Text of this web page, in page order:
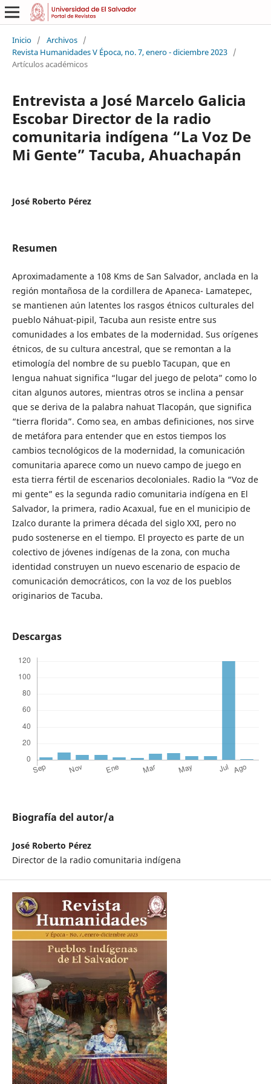
Inicio / Archivos /
Revista Humanidades V Época, no. 7, enero - diciembre 2023 /
Artículos académicos
Entrevista a José Marcelo Galicia
Escobar Director de la radio
comunitaria indígena “La Voz De
Mi Gente” Tacuba, Ahuachapán
José Roberto Pérez
Resumen
Aproximadamente a 108 Kms de San Salvador, anclada en la
región montañosa de la cordillera de Apaneca- Lamatepec,
se mantienen aún latentes los rasgos étnicos culturales del
pueblo Náhuat-pipil, Tacuba aun resiste entre sus
comunidades a los embates de la modernidad. Sus orígenes
étnicos, de su cultura ancestral, que se remontan a la
etimología del nombre de su pueblo Tacupan, que en
lengua nahuat significa “lugar del juego de pelota” como lo
citan algunos autores, mientras otros se inclina a pensar
que se deriva de la palabra nahuat Tlacopán, que significa
“tierra florida”. Como sea, en ambas definiciones, nos sirve
de metáfora para entender que en estos tiempos los
cambios tecnológicos de la modernidad, la comunicación
comunitaria aparece como un nuevo campo de juego en
esta tierra fértil de escenarios decoloniales. Radio la “Voz de
mi gente” es la segunda radio comunitaria indígena en El
Salvador, la primera, radio Acaxual, fue en el municipio de
Izalco durante la primera década del siglo XXI, pero no
pudo sostenerse en el tiempo. El proyecto es parte de un
colectivo de jóvenes indígenas de la zona, con mucha
identidad construyen un nuevo escenario de espacio de
comunicación democráticos, con la voz de los pueblos
originarios de Tacuba.
Descargas
Biografía del autor/a
José Roberto Pérez
Director de la radio comunitaria indígena